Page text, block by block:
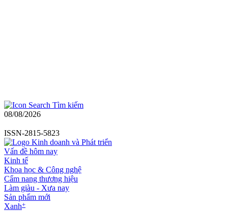
Tìm kiếm
08/08/2026
ISSN-2815-5823
Vấn đề hôm nay
Kinh tế
Khoa học & Công nghệ
Cẩm nang thương hiệu
Làm giàu - Xưa nay
Sản phẩm mới
Xanh+